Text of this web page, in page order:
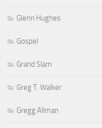
Glenn Hughes
Gospel
Grand Slam
Greg T. Walker
Gregg Allman